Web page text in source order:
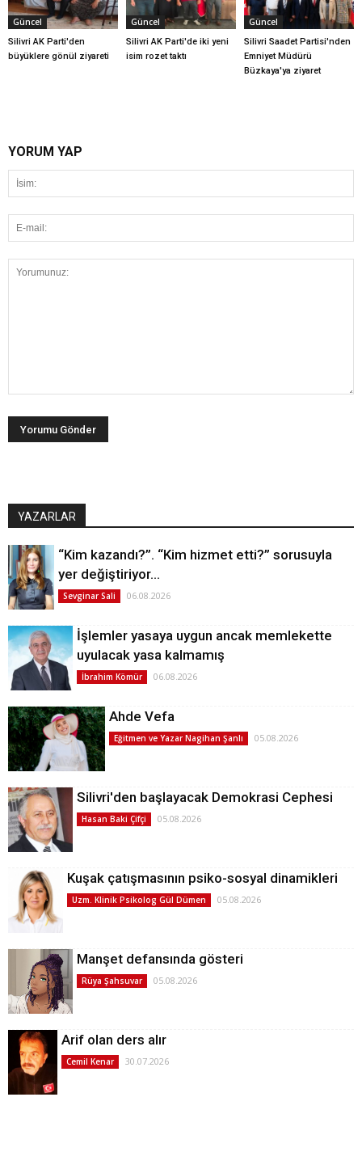
Güncel
Silivri AK Parti'den
büyüklere gönül ziyareti
Güncel
Silivri AK Parti'de iki yeni
isim rozet taktı
Güncel
Silivri Saadet Partisi'nden
Emniyet Müdürü
Büzkaya'ya ziyaret
YORUM YAP
YAZARLAR
“Kim kazandı?”. “Kim hizmet etti?” sorusuyla
yer değiştiriyor…
Sevginar Sali 06.08.2026
İşlemler yasaya uygun ancak memlekette
uyulacak yasa kalmamış
İbrahim Kömür 06.08.2026
Ahde Vefa
Eğitmen ve Yazar Nagihan Şanlı 05.08.2026
Silivri'den başlayacak Demokrasi Cephesi
Hasan Baki Çifçi 05.08.2026
Kuşak çatışmasının psiko-sosyal dinamikleri
Uzm. Klinik Psikolog Gül Dümen 05.08.2026
Manşet defansında gösteri
Rüya Şahsuvar 05.08.2026
Arif olan ders alır
Cemil Kenar 30.07.2026